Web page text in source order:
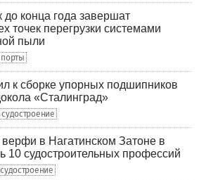
до конца года завершат
точек перегрузки системами
пыли
порты
к сборке упорных подшипников
«Сталинград»
судостроение
в Нагатинском Затоне в
10 судостроительных профессий
судостроение